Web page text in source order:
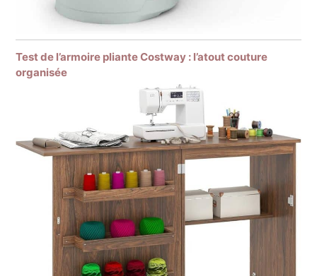
Test de l’armoire pliante Costway : l’atout couture
organisée